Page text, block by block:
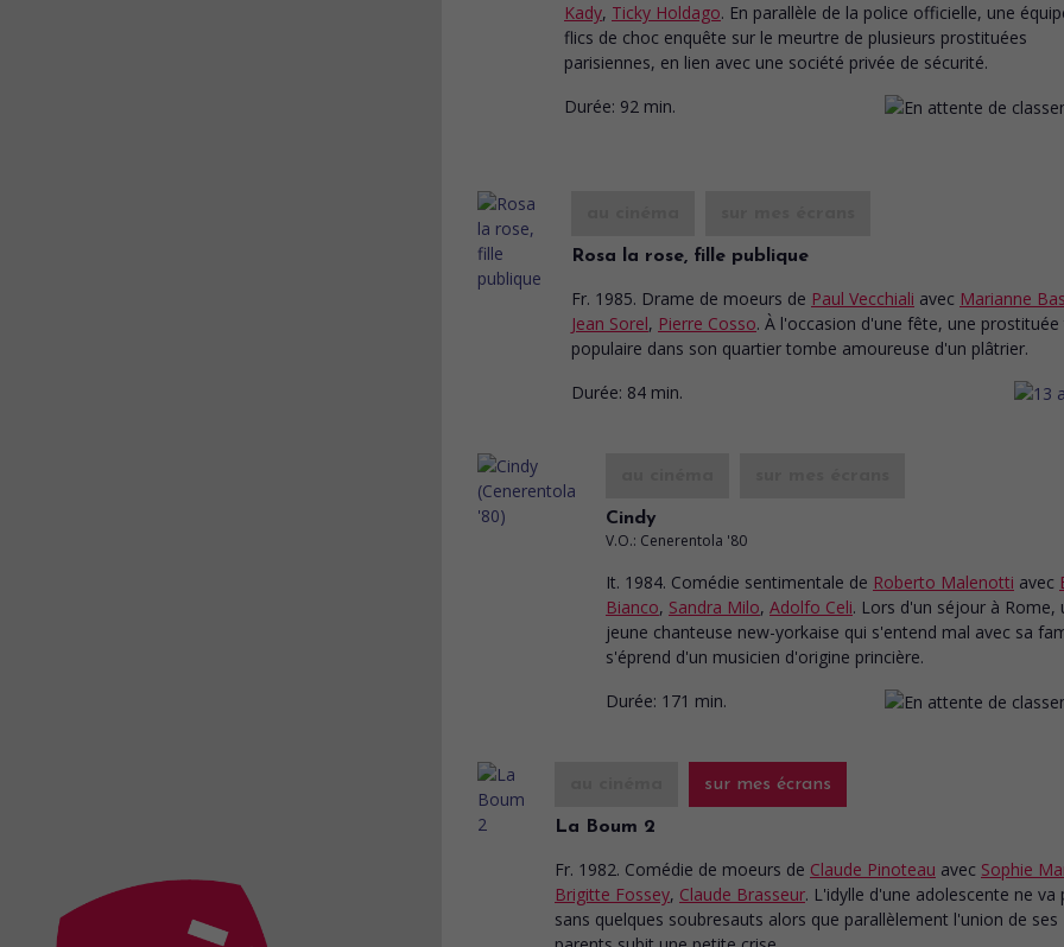
Kady, Ticky Holdago. En parallèle de la police officielle, une
flics de choc enquête sur le meurtre de plusieurs prostituées
parisiennes, en lien avec une société privée de sécurité.
Durée: 92 min.
Rosa la rose, fille publique
Fr. 1985. Drame de moeurs de Paul Vecchiali avec Marianne
Jean Sorel, Pierre Cosso. À l'occasion d'une fête, une prostituée
populaire dans son quartier tombe amoureuse d'un plâtrier.
Durée: 84 min.
Cindy
V.O.: Cenerentola '80
It. 1984. Comédie sentimentale de Roberto Malenotti avec
Bianco, Sandra Milo, Adolfo Celi. Lors d'un séjour à Rome,
jeune chanteuse new-yorkaise qui s'entend mal avec sa
s'éprend d'un musicien d'origine princière.
Durée: 171 min.
sur mes écrans
La Boum 2
Fr. 1982. Comédie de moeurs de Claude Pinoteau avec Sophie
Brigitte Fossey, Claude Brasseur. L'idylle d'une adolescente ne va
sans quelques soubresauts alors que parallèlement l'union de ses